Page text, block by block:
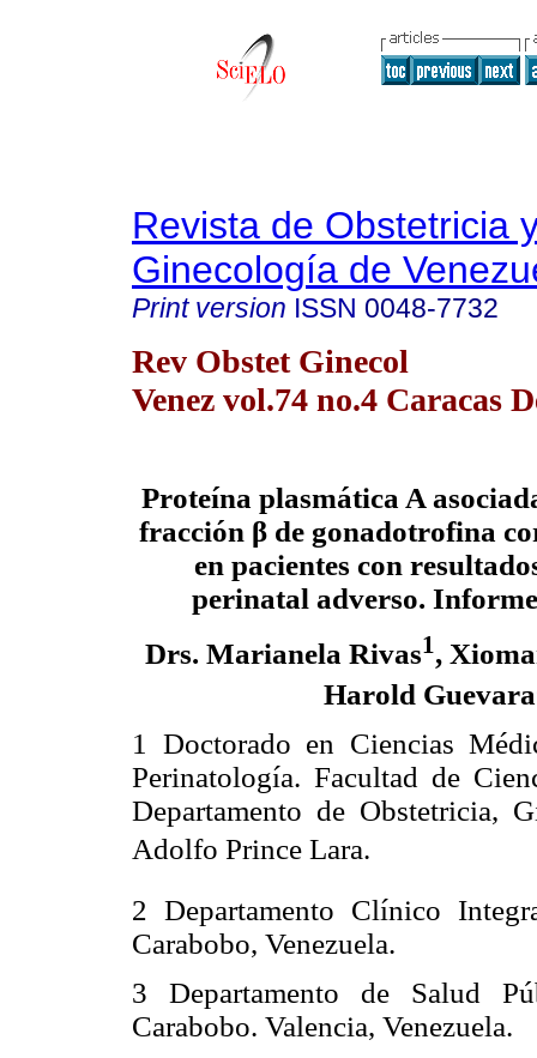
Revista de Obstetricia
Ginecología de
Print version ISSN 0048-7732
Rev Obstet Ginecol
Venez vol.74 no.4 Caracas
Proteína plasmática A
fracción β de gonadotrofina
en pacientes con
perinatal adverso.
Drs. Marianela Rivas1,
Harold Guevara
1 Doctorado en Ciencias
Perinatología. Facultad de
Departamento de Obstetricia,
Adolfo Prince Lara.
2 Departamento Clínico
Carabobo, Venezuela.
3 Departamento de Salud
Carabobo. Valencia, Venezuela.